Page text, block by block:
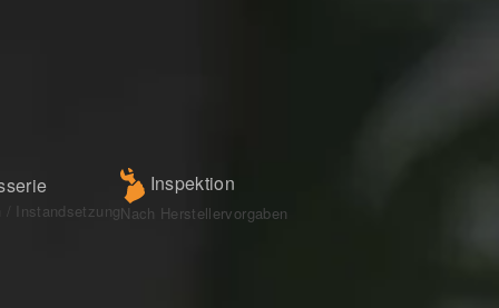
/ Instandsetzung
Inspektion
Nach Herstellervorgaben